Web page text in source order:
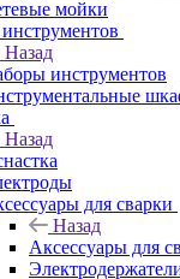
мойки
Назад
инструментов
Назад
для сварки
Назад
Аксессуары для